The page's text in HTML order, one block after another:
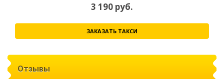
3 190 руб.
ЗАКАЗАТЬ ТАКСИ
Отзывы